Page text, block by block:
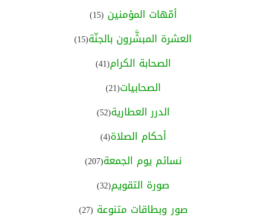
أمّهات المؤمنين (15)
العشرة المبشَّرون بالجنّة(15)
الصحابة الكرام(41)
الصحابيات(21)
الدرر العطارية(52)
أحكام الصلاة(4)
نسائم يوم الجمعة(207)
صورة التقويم(32)
صور وبطاقات متنوعة (27)